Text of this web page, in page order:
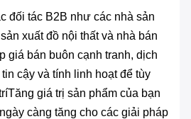
đối tác B2B như các nhà sản
xuất đồ nội thất và nhà bán
giá bán buôn cạnh tranh, dịch
cậy và tính linh hoạt để tùy
giá trị sản phẩm của bạn
càng tăng cho các giải pháp